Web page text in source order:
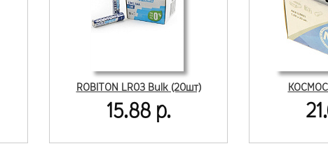
ROBITON LR03 Bulk (20шт)
15.88 р.
КОСМОС